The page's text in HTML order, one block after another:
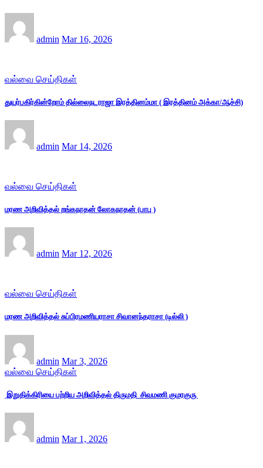
admin Mar 16, 2026
வல்வை செய்திகள்
துயர்பகிர்கின்றோம் தில்லைநடராஜா இரத்தினம்மா ( இரத்தினம் அக்கா/ஆச்சி)
admin Mar 14, 2026
வல்வை செய்திகள்
மரண அறிவித்தல் றங்கநாதன் லோகநாதன் (பாபு )
admin Mar 12, 2026
வல்வை செய்திகள்
மரண அறிவித்தல் சுப்பிரமணியராசா சிவானந்தராசா (டில்லி )
admin Mar 3, 2026
வல்வை செய்திகள்
இறுதிக்கிரியை பற்றிய அறிவித்தல் திருமதி சிவமணி குமரகுரு
admin Mar 1, 2026